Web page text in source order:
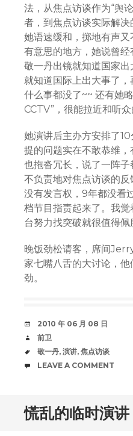
法，从焦点访谈作为“舆
者，到焦点访谈实际解决
她语速缓和，掷地有声
有意思的地方，她说曾经
敬一丹出镜就知道国家
就知道国际上出大事了
什么事都没了~~ 还有她
CCTV”，很能拉近和听众
她演讲后主办方安排了
提的问题实在不敢恭维
也拖沓冗长，说了一阵
不负责地对焦点访谈的
没有发言权，9年都没看
档节目指责起来了。我
台努力找突破就很值得佩
晚饭劲松请客，席间
家七嘴八舌的大讨论，
劲。
DATE
2010 年 06 月 08 日
AUTHOR
前卫
TAGS
敬一丹, 演讲, 焦点访谈
COMMENTS
LEAVE A COMMENT
慌乱的临时演讲